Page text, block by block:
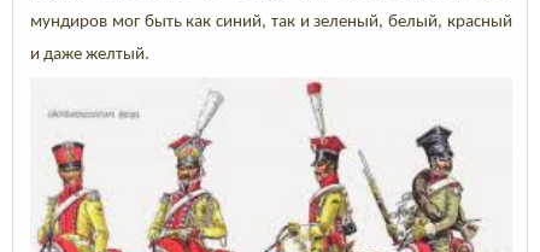
мундиров мог быть как синий, так и зеленый, белый, красный
и даже желтый.